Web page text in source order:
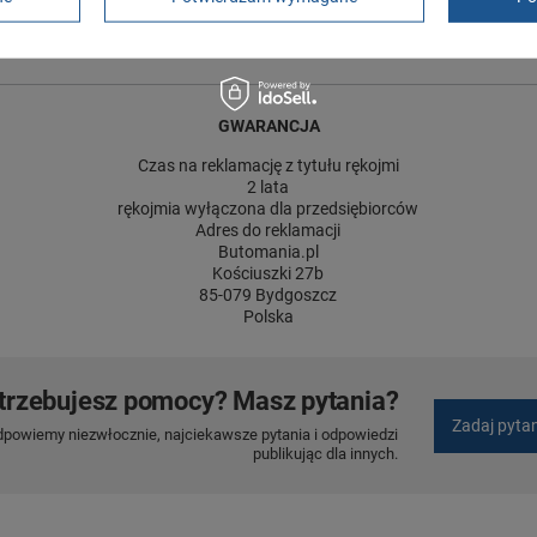
GWARANCJA
Czas na reklamację z tytułu rękojmi
2 lata
rękojmia wyłączona dla przedsiębiorców
Adres do reklamacji
Butomania.pl
Kościuszki 27b
85-079 Bydgoszcz
Polska
pomocy? Masz pytania?
niezwłocznie, najciekawsze pytania i odpowiedzi
publikując dla innych.
Zadaj